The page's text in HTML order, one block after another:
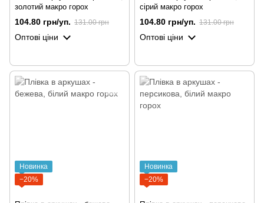
золотий макро горох
104.80 грн/уп. 131.00 грн
Оптові ціни
сірий макро горох
104.80 грн/уп. 131.00 грн
Оптові ціни
Новинка
−20%
Новинка
−20%